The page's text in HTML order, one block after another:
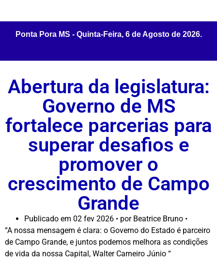
Abertura da legislatura:
Governo de MS
fortalece parcerias para
superar desafios e
promover o
crescimento de Campo
Grande
Publicado em 02 fev 2026 • por Beatrice Bruno •
“A nossa mensagem é clara: o Governo do Estado é parceiro
de Campo Grande, e juntos podemos melhora as condições
de vida da nossa Capital, Walter Carneiro Júnio “